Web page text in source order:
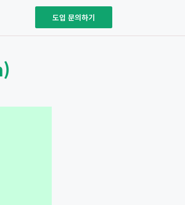
도입 문의하기